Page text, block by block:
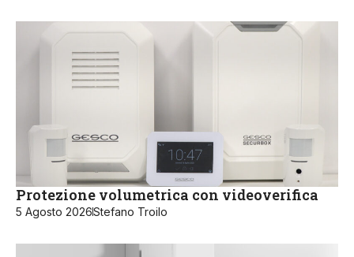
Protezione volumetrica con videoverifica
5 Agosto 2026Stefano Troilo